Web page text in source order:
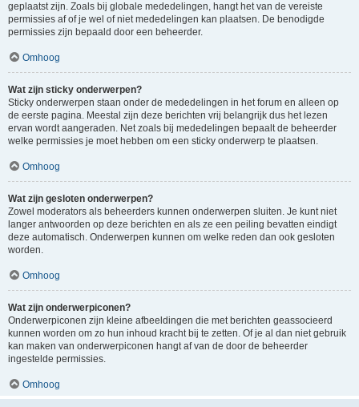
geplaatst zijn. Zoals bij globale mededelingen, hangt het van de vereiste
permissies af of je wel of niet mededelingen kan plaatsen. De benodigde
permissies zijn bepaald door een beheerder.
Omhoog
Wat zijn sticky onderwerpen?
Sticky onderwerpen staan onder de mededelingen in het forum en alleen op
de eerste pagina. Meestal zijn deze berichten vrij belangrijk dus het lezen
ervan wordt aangeraden. Net zoals bij mededelingen bepaalt de beheerder
welke permissies je moet hebben om een sticky onderwerp te plaatsen.
Omhoog
Wat zijn gesloten onderwerpen?
Zowel moderators als beheerders kunnen onderwerpen sluiten. Je kunt niet
langer antwoorden op deze berichten en als ze een peiling bevatten eindigt
deze automatisch. Onderwerpen kunnen om welke reden dan ook gesloten
worden.
Omhoog
Wat zijn onderwerpiconen?
Onderwerpiconen zijn kleine afbeeldingen die met berichten geassocieerd
kunnen worden om zo hun inhoud kracht bij te zetten. Of je al dan niet gebruik
kan maken van onderwerpiconen hangt af van de door de beheerder
ingestelde permissies.
Omhoog